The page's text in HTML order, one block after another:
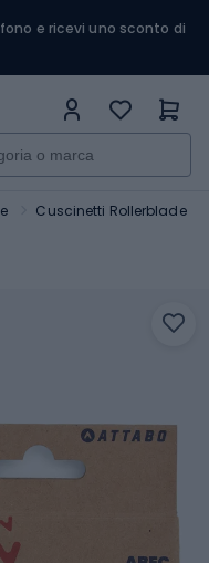
e ricevi uno sconto di
Cuscinetti Rollerblade